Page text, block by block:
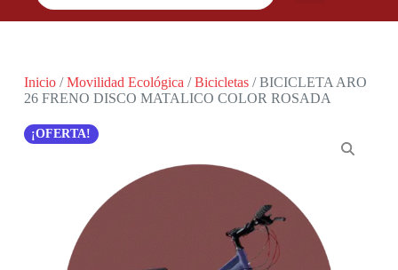
Inicio/Movilidad Ecológica /Bicicletas/ BICICLETA ARO
26 FRENO DISCO MATALICO COLOR ROSADA
¡OFERTA!